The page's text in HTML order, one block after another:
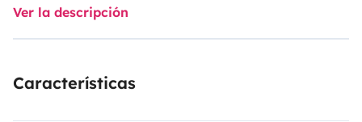
vada.All'interno troverai tutto ciò che ti serve!
completamente attrezzata ti permetterà di preparare
frigorifero, lavello, un comodo forno e ampi spazi di
Ver la descripción
Características